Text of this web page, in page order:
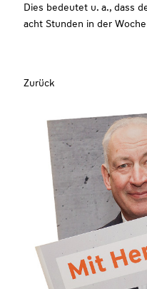
Dies bedeutet u. a., dass
acht Stunden in der
Zurück